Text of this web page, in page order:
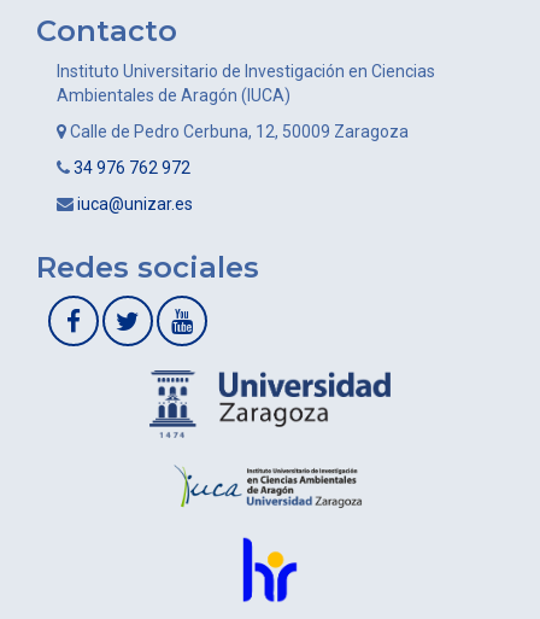
Contacto
Instituto Universitario de Investigación en Ciencias
Ambientales de Aragón (IUCA)
Calle de Pedro Cerbuna, 12, 50009 Zaragoza
34 976 762 972
iuca@unizar.es
Redes sociales